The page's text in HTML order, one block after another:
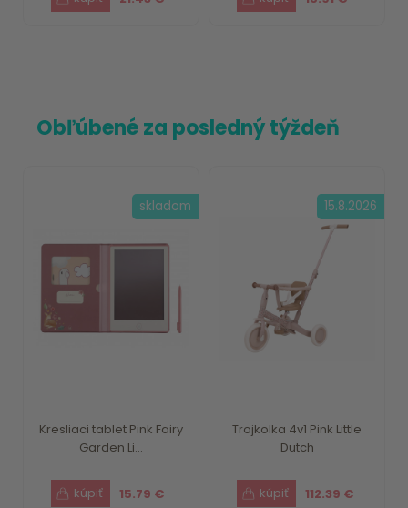
Obľúbené za posledný týždeň
Kresliaci tablet Pink Fairy
Garden Li...
15.79 €
skladom
Trojkolka 4v1 Pink Little
Dutch
112.39 €
15.8.2026